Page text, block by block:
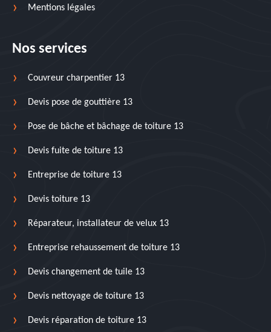
Mentions légales
Nos services
Couvreur charpentier 13
Devis pose de gouttière 13
Pose de bâche et bâchage de toiture 13
Devis fuite de toiture 13
Entreprise de toiture 13
Devis toiture 13
Réparateur, installateur de velux 13
Entreprise rehaussement de toiture 13
Devis changement de tuile 13
Devis nettoyage de toiture 13
Devis réparation de toiture 13